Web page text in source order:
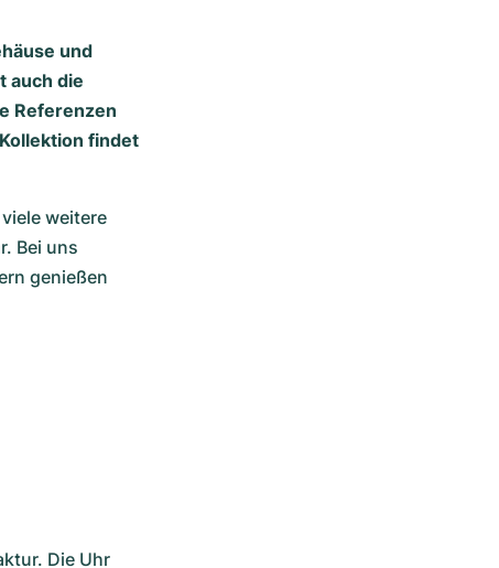
und
auch die
Referenzen
findet
weitere
Bei uns
genießen
Die Uhr